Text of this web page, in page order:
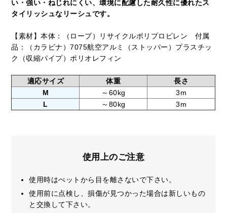
い・強い・ねじれにくい、環境に配慮した耐久性に優れたス
タイリッシュなリーシュです。
【素材】本体：（ロープ）リサイクルポリプロピレン 付属
品：（カラビナ）7075航空アルミ（ストッパー）プラスチッ
ク（収縮パイプ）ポリオレフィン
適応サイズ 体重
長さ
M
～60kg
3m
L
～80kg 3m
使用上のご注意
使用時はぺットから目を離さないで下さい。
使用前に点検し、損傷が見つかった場合は新しいもの
と交換して下さい。